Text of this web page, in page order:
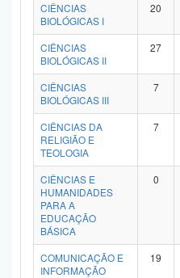
CIÊNCIAS
BIOLÓGICAS I
20
CIÊNCIAS
BIOLÓGICAS II
27
CIÊNCIAS
BIOLÓGICAS III
7
CIÊNCIAS DA
RELIGIÃO E
TEOLOGIA
7
CIÊNCIAS E
HUMANIDADES
PARA A
EDUCAÇÃO
BÁSICA
0
COMUNICAÇÃO E
INFORMAÇÃO
19